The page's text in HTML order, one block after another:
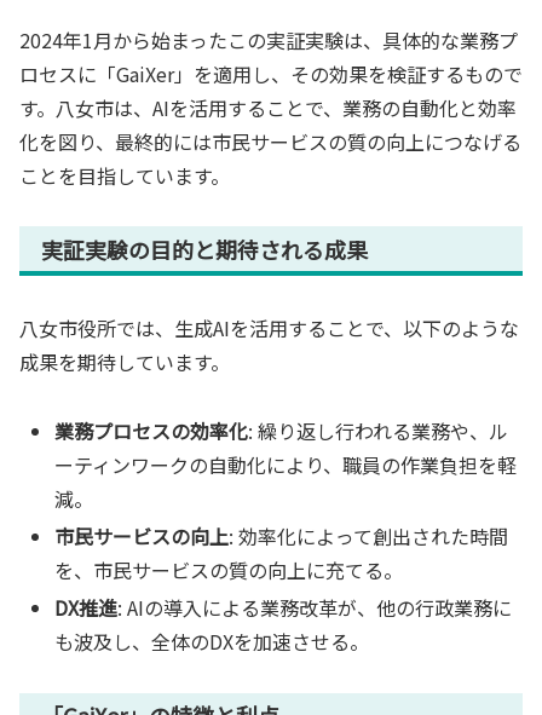
2024年1月から始まったこの実証実験は、具体的な業務プ
ロセスに「GaiXer」を適用し、その効果を検証するもので
す。八女市は、AIを活用することで、業務の自動化と効率
化を図り、最終的には市民サービスの質の向上につなげる
ことを目指しています。
実証実験の目的と期待される成果
八女市役所では、生成AIを活用することで、以下のような
成果を期待しています。
業務プロセスの効率化: 繰り返し行われる業務や、ル
ーティンワークの自動化により、職員の作業負担を軽
減。
市民サービスの向上: 効率化によって創出された時間
を、市民サービスの質の向上に充てる。
DX推進: AIの導入による業務改革が、他の行政業務に
も波及し、全体のDXを加速させる。